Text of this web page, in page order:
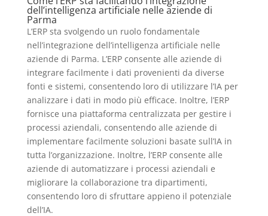
dell’intelligenza artificiale nelle aziende di
Parma
L’ERP sta svolgendo un ruolo fondamentale
nell’integrazione dell’intelligenza artificiale nelle
aziende di Parma. L’ERP consente alle aziende di
integrare facilmente i dati provenienti da diverse
fonti e sistemi, consentendo loro di utilizzare l’IA per
analizzare i dati in modo più efficace. Inoltre, l’ERP
fornisce una piattaforma centralizzata per gestire i
processi aziendali, consentendo alle aziende di
implementare facilmente soluzioni basate sull’IA in
tutta l’organizzazione. Inoltre, l’ERP consente alle
aziende di automatizzare i processi aziendali e
migliorare la collaborazione tra dipartimenti,
consentendo loro di sfruttare appieno il potenziale
dell’IA.